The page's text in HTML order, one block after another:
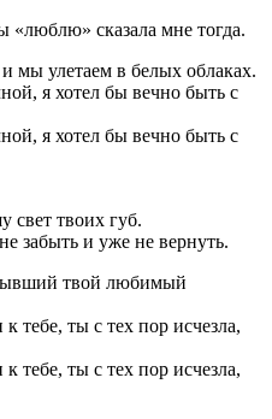
«люблю» сказала мне тогда.
мы улетаем в белых облаках.
я хотел бы вечно быть с
я хотел бы вечно быть с
свет твоих губ.
забыть и уже не вернуть.
твой любимый
ты с тех пор исчезла,
ты с тех пор исчезла,